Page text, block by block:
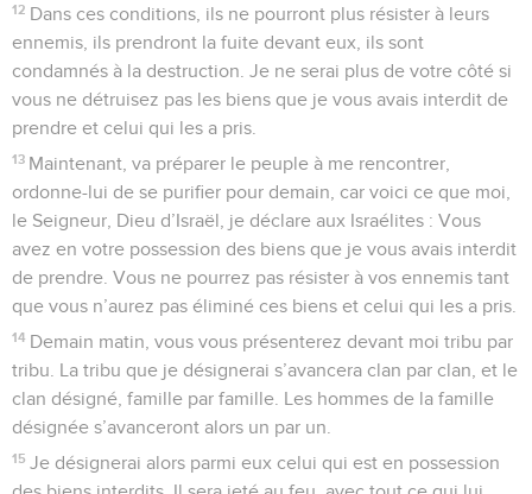
12 Dans ces conditions, ils ne pourront plus résister à leurs
ennemis, ils prendront la fuite devant eux, ils sont
condamnés à la destruction. Je ne serai plus de votre côté si
vous ne détruisez pas les biens que je vous avais interdit de
prendre et celui qui les a pris.
13 Maintenant, va préparer le peuple à me rencontrer,
ordonne-lui de se purifier pour demain, car voici ce que moi,
le Seigneur, Dieu d’Israël, je déclare aux Israélites : Vous
avez en votre possession des biens que je vous avais interdit
de prendre. Vous ne pourrez pas résister à vos ennemis tant
que vous n’aurez pas éliminé ces biens et celui qui les a pris.
14 Demain matin, vous vous présenterez devant moi tribu par
tribu. La tribu que je désignerai s’avancera clan par clan, et le
clan désigné, famille par famille. Les hommes de la famille
désignée s’avanceront alors un par un.
15 Je désignerai alors parmi eux celui qui est en possession